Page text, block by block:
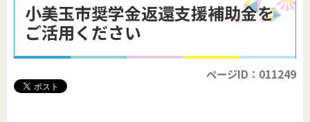
小美玉市奨学金返還支援補助金を
ご活用ください
ページID：011249